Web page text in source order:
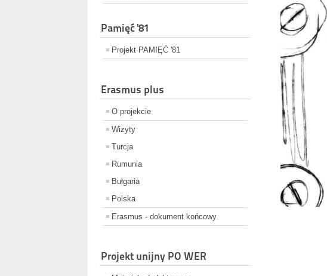
Pamięć '81
Projekt PAMIĘĆ '81
Erasmus plus
O projekcie
Wizyty
Turcja
Rumunia
Bułgaria
Polska
Erasmus - dokument końcowy
Projekt unijny PO WER